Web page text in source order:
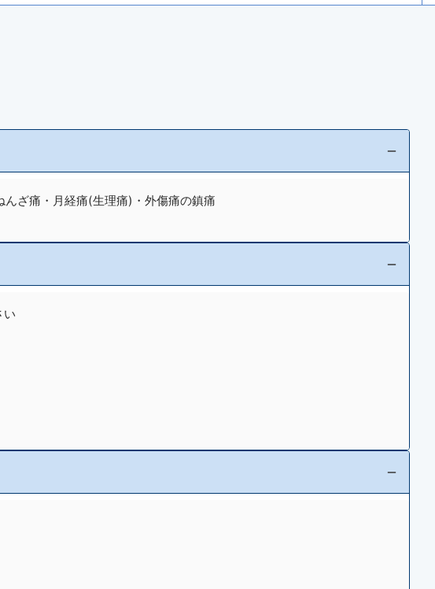
ざ痛・月経痛(生理痛)・外傷痛の鎮痛
い